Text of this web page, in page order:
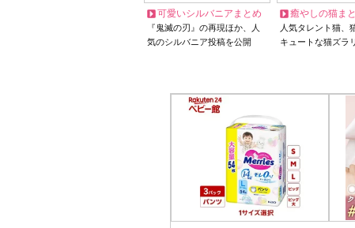
可愛いシルバニアまとめ
『鬼滅の刃』の再現ほか、人
気のシルバニア投稿を公開
癒やしの猫ま
人気タレント猫、
キュートな猫ズラリ